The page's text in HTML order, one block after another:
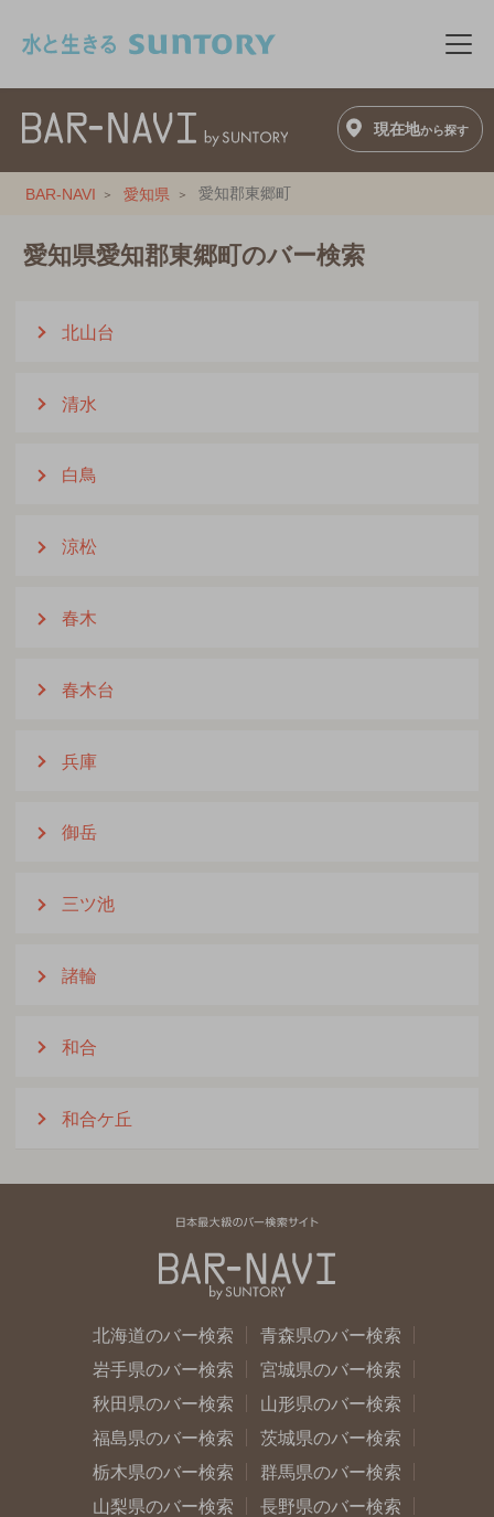
メ
現在地から探す
BAR-NAVI 愛知県 愛知郡東郷町
愛知県愛知郡東郷町のバー検索
北山台
清水
白鳥
涼松
春木
春木台
兵庫
御岳
三ツ池
諸輪
和合
和合ケ丘
北海道のバー検索
青森県のバー検索
岩手県のバー検索
宮城県のバー検索
秋田県のバー検索
山形県のバー検索
福島県のバー検索
茨城県のバー検索
栃木県のバー検索
群馬県のバー検索
山梨県のバー検索
長野県のバー検索